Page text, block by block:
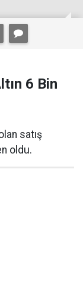
6 Bin
satış
oldu.